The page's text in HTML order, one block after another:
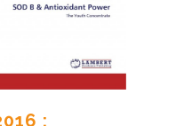
: